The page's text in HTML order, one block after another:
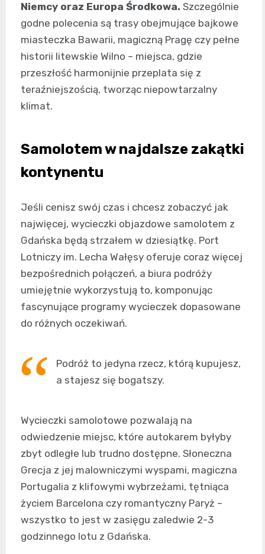
Niemcy oraz Europa Środkowa. Szczególnie
godne polecenia są trasy obejmujące bajkowe
miasteczka Bawarii, magiczną Pragę czy pełne
historii litewskie Wilno – miejsca, gdzie
przeszłość harmonijnie przeplata się z
teraźniejszością, tworząc niepowtarzalny
klimat.
Samolotem w najdalsze zakątki
kontynentu
Jeśli cenisz swój czas i chcesz zobaczyć jak
najwięcej, wycieczki objazdowe samolotem z
Gdańska będą strzałem w dziesiątkę. Port
Lotniczy im. Lecha Wałęsy oferuje coraz więcej
bezpośrednich połączeń, a biura podróży
umiejętnie wykorzystują to, komponując
fascynujące programy wycieczek dopasowane
do różnych oczekiwań.
Podróż to jedyna rzecz, którą kupujesz,
a stajesz się bogatszy.
Wycieczki samolotowe pozwalają na
odwiedzenie miejsc, które autokarem byłyby
zbyt odległe lub trudno dostępne. Słoneczna
Grecja z jej malowniczymi wyspami, magiczna
Portugalia z klifowymi wybrzeżami, tętniąca
życiem Barcelona czy romantyczny Paryż –
wszystko to jest w zasięgu zaledwie 2-3
godzinnego lotu z Gdańska.